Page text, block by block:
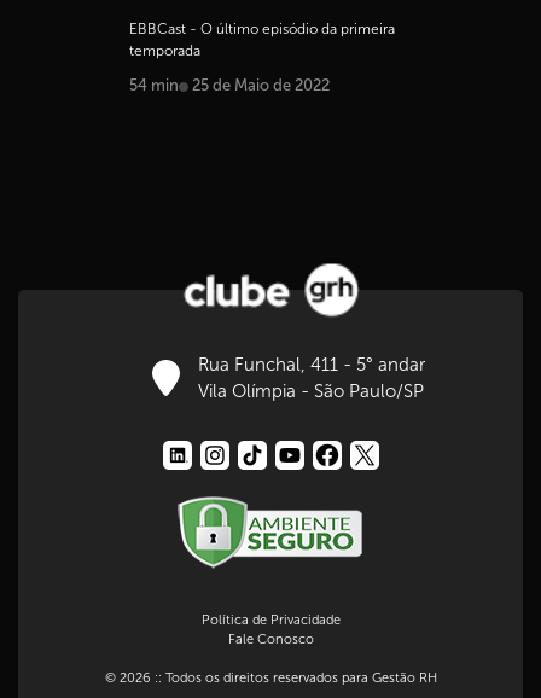
EBBCast - O último episódio da primeira
temporada
54 min 25 de Maio de 2022
Rua Funchal, 411 - 5° andar
Vila Olímpia - São Paulo/SP
Política de Privacidade
Fale Conosco
© 2026 :: Todos os direitos reservados para Gestão RH